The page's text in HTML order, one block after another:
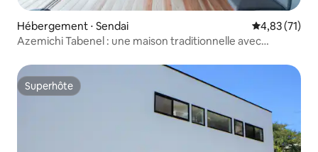
Hébergement ⋅ Sendai Évaluation
4,83 (71)
Azemichi Tabenel : une maison traditionnelle avec
Superhôte
Superhôte